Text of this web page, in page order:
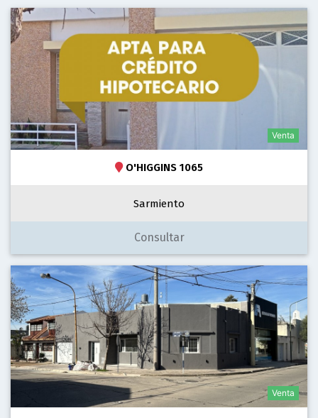
Venta
O'HIGGINS 1065
Sarmiento
Consultar
Venta